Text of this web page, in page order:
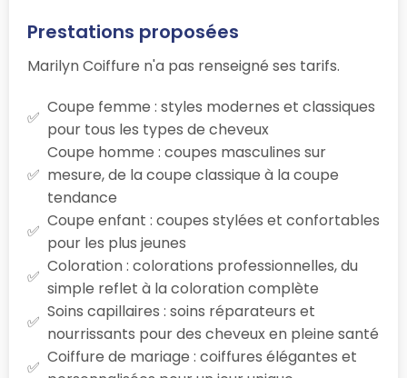
Prestations proposées
Marilyn Coiffure n'a pas renseigné ses tarifs.
Coupe femme : styles modernes et classiques
pour tous les types de cheveux
Coupe homme : coupes masculines sur
mesure, de la coupe classique à la coupe
tendance
Coupe enfant : coupes stylées et confortables
pour les plus jeunes
Coloration : colorations professionnelles, du
simple reflet à la coloration complète
Soins capillaires : soins réparateurs et
nourrissants pour des cheveux en pleine santé
Coiffure de mariage : coiffures élégantes et